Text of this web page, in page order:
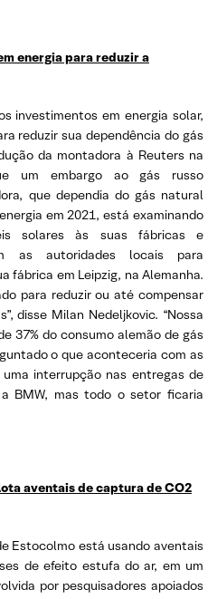
energia para reduzir a
investimentos em energia solar,
reduzir sua dependência do gás
da montadora à Reuters na
um embargo ao gás russo
que dependia do gás natural
em 2021, está examinando
solares às suas fábricas e
as autoridades locais para
fábrica em Leipzig, na Alemanha.
para reduzir ou até compensar
disse Milan Nedeljkovic. “Nossa
37% do consumo alemão de gás
o que aconteceria com as
interrupção nas entregas de
BMW, mas todo o setor ficaria
aventais de captura de CO2
Estocolmo está usando aventais
de efeito estufa do ar, em um
por pesquisadores apoiados